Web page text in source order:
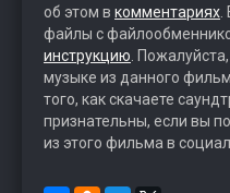
об этом в комментариях
файлы с
инструкцию .
музыке из данного
того, как скачаете
признательны, если вы
из этого фильма в